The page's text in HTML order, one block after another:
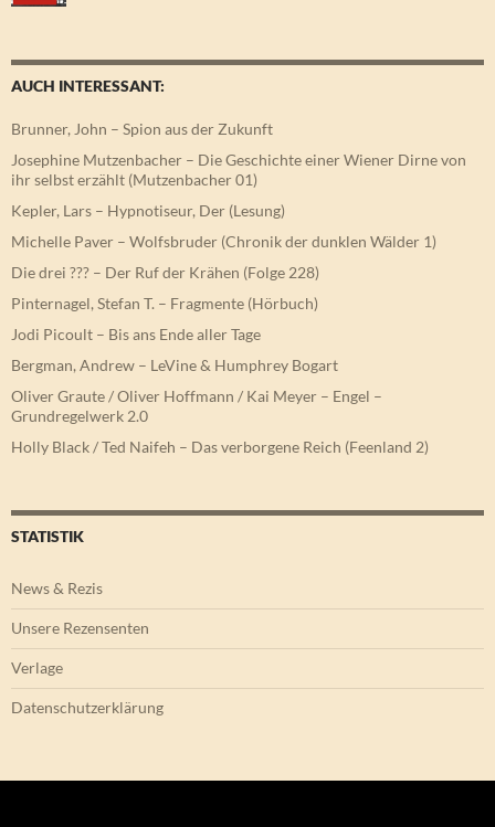
AUCH INTERESSANT:
Brunner, John – Spion aus der Zukunft
Josephine Mutzenbacher – Die Geschichte einer Wiener Dirne von
ihr selbst erzählt (Mutzenbacher 01)
Kepler, Lars – Hypnotiseur, Der (Lesung)
Michelle Paver – Wolfsbruder (Chronik der dunklen Wälder 1)
Die drei ??? – Der Ruf der Krähen (Folge 228)
Pinternagel, Stefan T. – Fragmente (Hörbuch)
Jodi Picoult – Bis ans Ende aller Tage
Bergman, Andrew – LeVine & Humphrey Bogart
Oliver Graute / Oliver Hoffmann / Kai Meyer – Engel –
Grundregelwerk 2.0
Holly Black / Ted Naifeh – Das verborgene Reich (Feenland 2)
STATISTIK
News & Rezis
Unsere Rezensenten
Verlage
Datenschutzerklärung